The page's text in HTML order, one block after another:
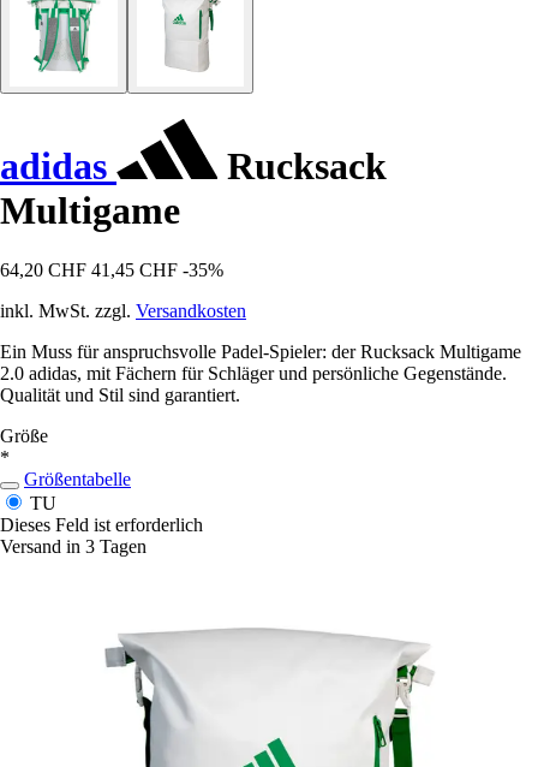
adidas
Rucksack
Multigame
64,20 CHF 41,45 CHF -35%
inkl. MwSt. zzgl. Versandkosten
Ein Muss für anspruchsvolle Padel-Spieler: der Rucksack Multigame
2.0 adidas, mit Fächern für Schläger und persönliche Gegenstände.
Qualität und Stil sind garantiert.
Größe
*
Größentabelle
TU
Dieses Feld ist erforderlich
Versand in 3 Tagen